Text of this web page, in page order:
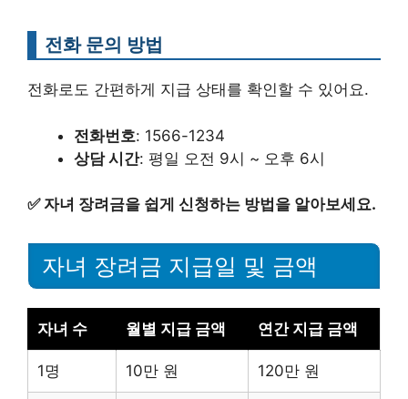
전화 문의 방법
전화로도 간편하게 지급 상태를 확인할 수 있어요.
전화번호: 1566-1234
상담 시간: 평일 오전 9시 ~ 오후 6시
✅ 자녀 장려금을 쉽게 신청하는 방법을 알아보세요.
자녀 장려금 지급일 및 금액
자녀 수 월별 지급 금액 연간 지급 금액
1명 10만 원 120만 원